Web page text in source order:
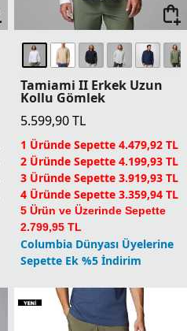
Tamiami II Erkek Uzun
Kollu Gömlek
5.599,90TL
1 Üründe Sepette 4.479,92 TL
2 Üründe Sepette 4.199,93 TL
3 Üründe Sepette 3.919,93 TL
4 Üründe Sepette 3.359,94 TL
5 Ürün ve Üzerinde Sepette
2.799,95 TL
Columbia Dünyası Üyelerine
Sepette Ek %5 İndirim